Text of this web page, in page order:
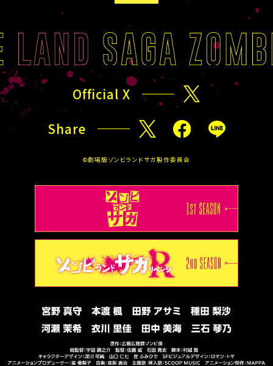
C
K
O
T
P
Official X
Share X
F
e
o
k
E
©劇場版ゾンビランドサガ製作委員会